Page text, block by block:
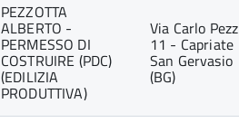
PEZZOTTA
ALBERTO -
PERMESSO DI
COSTRUIRE (PDC)
(EDILIZIA
PRODUTTIVA)
Via Carlo
11 - Capriate
San Gervasio
(BG)